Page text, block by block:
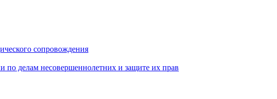
сопровождения
по делам несовершеннолетних и защите их прав